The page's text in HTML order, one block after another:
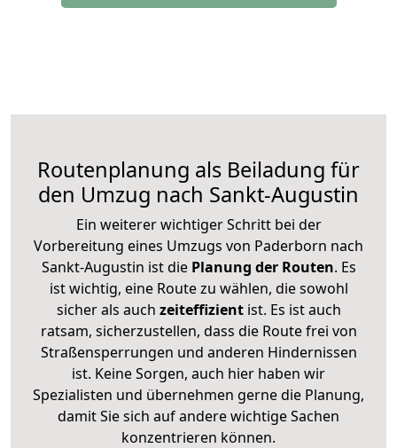
Routenplanung als Beiladung für
den Umzug nach Sankt-Augustin
Ein weiterer wichtiger Schritt bei der
Vorbereitung eines Umzugs von Paderborn nach
Sankt-Augustin ist diePlanung der Routen. Es
ist wichtig, eine Route zu wählen, die sowohl
sicher als auch zeiteffizientist. Es ist auch
ratsam, sicherzustellen, dass die Route frei von
Straßensperrungen und anderen Hindernissen
ist. Keine Sorgen, auch hier haben wir
Spezialisten und übernehmen gerne die Planung,
damit Sie sich auf andere wichtige Sachen
konzentrieren können.